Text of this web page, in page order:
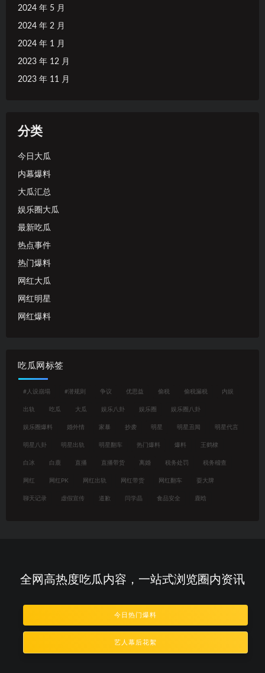
2024 年 5 月
2024 年 2 月
2024 年 1 月
2023 年 12 月
2023 年 11 月
分类
今日大瓜
内幕爆料
大瓜汇总
娱乐圈大瓜
最新吃瓜
热点事件
热门爆料
网红大瓜
网红明星
网红爆料
吃瓜网标签
#人设崩塌 #潜规则 争议 优思益 偷税 偷税漏税 内娱
出轨 吃瓜 大瓜 娱乐八卦 娱乐圈 娱乐圈八卦
娱乐圈爆料 婚外情 家暴 抄袭 明星 明星丑闻 明星代言
明星八卦 明星出轨 明星翻车 热门爆料 爆料 王鹤棣
白冰 白鹿 直播 直播带货 离婚 税务处罚 税务稽查
网红 网红PK 网红出轨 网红带货 网红翻车 耍大牌
聊天记录 虚假宣传 道歉 闫学晶 食品安全 鹿晗
全网高热度吃瓜内容，一站式浏览圈内资讯
今日热门爆料
艺人幕后花絮